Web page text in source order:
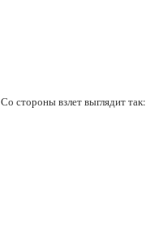
Со стороны взлет выглядит так: